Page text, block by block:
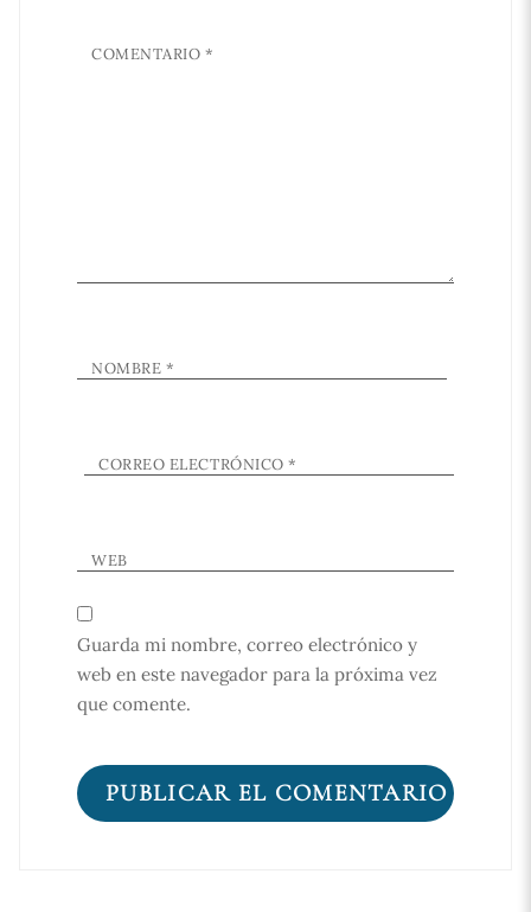
COMENTARIO *
NOMBRE *
CORREO ELECTRÓNICO*
WEB
Guarda mi nombre, correo electrónico y
web en este navegador para la próxima vez
que comente.